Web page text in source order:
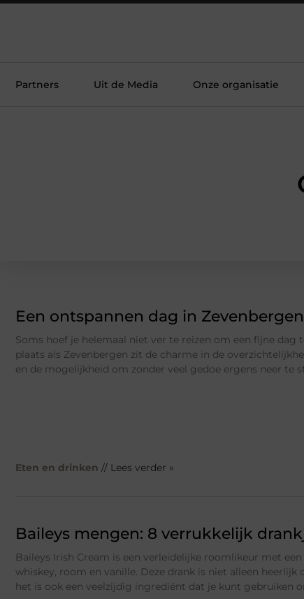
Partners Uit de Media Onze organisatie
Een ontspannen dag in
Soms hoef je helemaal niet ver te reizen om een fijne dag
plaats als Zevenbergen zit de charme in de
en de mogelijkheid om zonder veel gedoe ergens neer te
Eten en drinken // Lees verder »
Baileys mengen: 8 verrukkelijk
Baileys Irish Cream is een verleidelijke roomlikeur met
whiskey, room en vanille. Deze drank is niet alleen
het is ook een veelzijdig ingrediënt dat je kunt gebruiken